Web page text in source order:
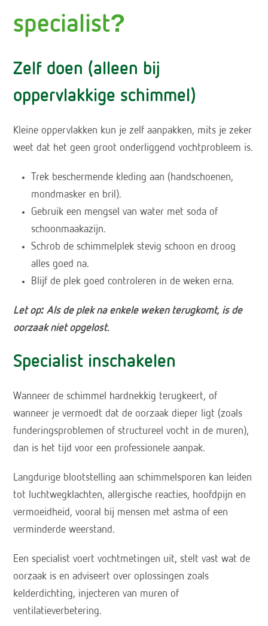
specialist?
Zelf doen (alleen bij
oppervlakkige schimmel)
Kleine oppervlakken kun je zelf aanpakken, mits je zeker
weet dat het geen groot onderliggend vochtprobleem is.
Trek beschermende kleding aan (handschoenen,
mondmasker en bril).
Gebruik een mengsel van water met soda of
schoonmaakazijn.
Schrob de schimmelplek stevig schoon en droog
alles goed na.
Blijf de plek goed controleren in de weken erna.
Let op: Als de plek na enkele weken terugkomt, is de
oorzaak niet opgelost.
Specialist inschakelen
Wanneer de schimmel hardnekkig terugkeert, of
wanneer je vermoedt dat de oorzaak dieper ligt (zoals
funderingsproblemen of structureel vocht in de muren),
dan is het tijd voor een professionele aanpak.
Langdurige blootstelling aan schimmelsporen kan leiden
tot luchtwegklachten, allergische reacties, hoofdpijn en
vermoeidheid, vooral bij mensen met astma of een
verminderde weerstand.
Een specialist voert vochtmetingen uit, stelt vast wat de
oorzaak is en adviseert over oplossingen zoals
kelderdichting, injecteren van muren of
ventilatieverbetering.